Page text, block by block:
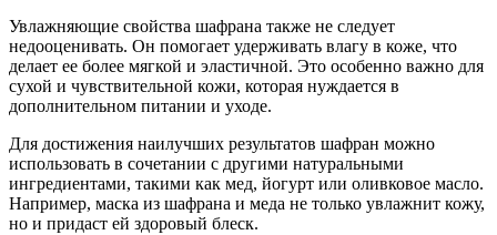
Увлажняющие свойства шафрана также не следует
недооценивать. Он помогает удерживать влагу в коже, что
делает ее более мягкой и эластичной. Это особенно важно для
сухой и чувствительной кожи, которая нуждается в
дополнительном питании и уходе.
Для достижения наилучших результатов шафран можно
использовать в сочетании с другими натуральными
ингредиентами, такими как мед, йогурт или оливковое масло.
Например, маска из шафрана и меда не только увлажнит кожу,
но и придаст ей здоровый блеск.